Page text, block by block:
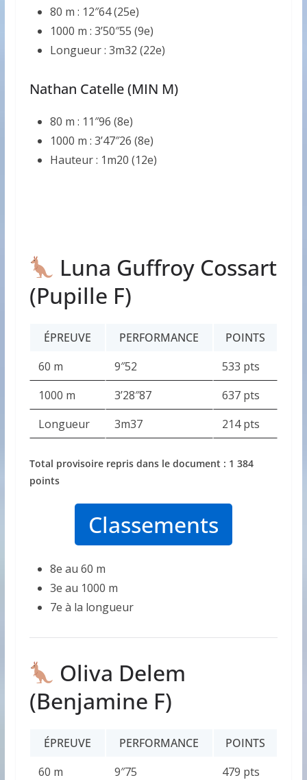
80 m : 12″64 (25e)
1000 m : 3’50″55 (9e)
Longueur : 3m32 (22e)
Nathan Catelle (MIN M)
80 m : 11″96 (8e)
1000 m : 3’47″26 (8e)
Hauteur : 1m20 (12e)
Luna Guffroy Cossart
(Pupille F)
ÉPREUVE PERFORMANCE
POINTS
60 m
9″52
533 pts
1000 m
3’28″87
637 pts
Longueur
3m37 214 pts
Total provisoire repris dans le document : 1 384
points
Classements
8e au 60 m
3e au 1000 m
7e à la longueur
Oliva Delem
(Benjamine F)
ÉPREUVE PERFORMANCE
POINTS
60 m
9″75
479 pts